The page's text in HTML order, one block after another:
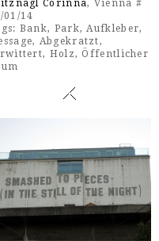
Corinna, Vienna #
01/14
Bank, Park,Aufkleber,
, Abgekratzt,
, Holz, Öffentlicher